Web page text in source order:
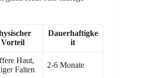
Vorteil
Dauerhaftigke
it
Haut,
Falten
2-6 Monate